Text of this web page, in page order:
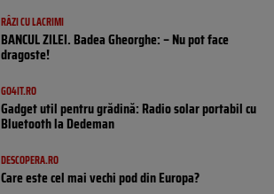
RÂZI CU LACRIMI
BANCUL ZILEI. Badea Gheorghe: – Nu pot face
dragoste!
GO4IT.RO
Gadget util pentru grădină: Radio solar portabil cu
Bluetooth la Dedeman
DESCOPERA.RO
Care este cel mai vechi pod din Europa?